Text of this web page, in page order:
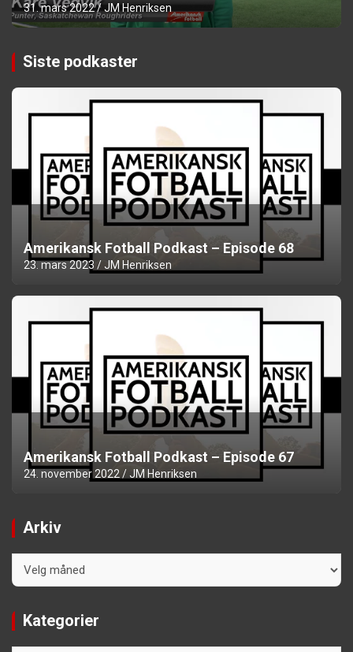
31. mars 2022 JM Henriksen
Siste podkaster
Amerikansk Fotball Podkast – Episode 68
23. mars 2023 JM Henriksen
Amerikansk Fotball Podkast – Episode 67
24. november 2022 JM Henriksen
Arkiv
Kategorier